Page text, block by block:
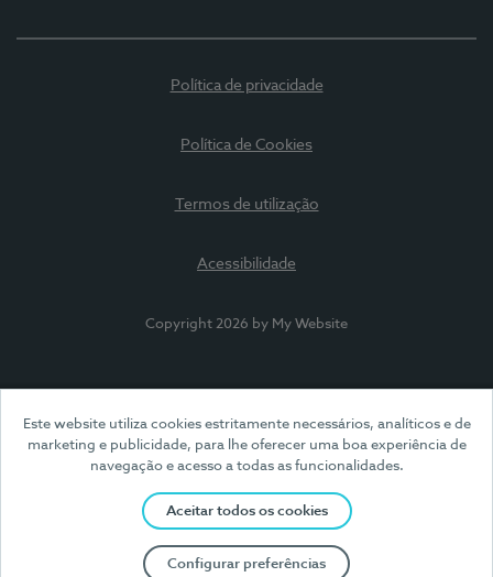
Este website utiliza cookies estritamente necessários, analíticos e de
marketing e publicidade, para lhe oferecer uma boa experiência de
navegação e acesso a todas as funcionalidades.
Aceitar todos os cookies
Configurar preferências
Política de privacidade
Política de Cookies
Termos de utilização
Acessibilidade
Copyright 2026 by My Website